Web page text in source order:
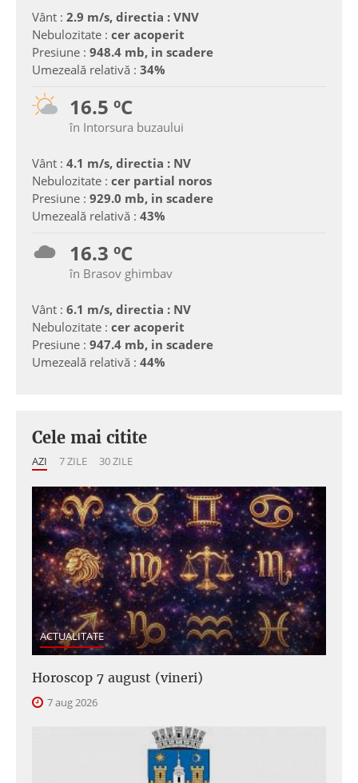
Vânt : 2.9 m/s, directia : VNV
Nebulozitate : cer acoperit
Presiune : 948.4 mb, in scadere
Umezeală relativă : 34%
16.5 ºC
în Intorsura buzaului
Vânt : 4.1 m/s, directia : NV
Nebulozitate : cer partial noros
Presiune : 929.0 mb, in scadere
Umezeală relativă : 43%
16.3 ºC
în Brasov ghimbav
Vânt : 6.1 m/s, directia : NV
Nebulozitate : cer acoperit
Presiune : 947.4 mb, in scadere
Umezeală relativă : 44%
Cele mai citite
AZI 7 ZILE 30 ZILE
ACTUALITATE
Horoscop 7 august (vineri)
7 aug 2026